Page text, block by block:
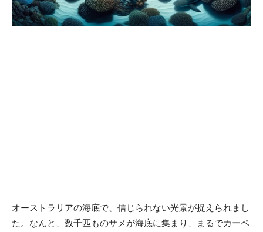
オーストラリアの海底で、信じられない光景が捉えられまし
た。なんと、数千匹ものサメが海底に集まり、まるでカーペ